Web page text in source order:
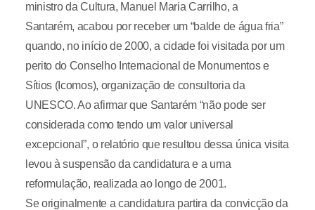
ministro da Cultura, Manuel Maria Carrilho, a
Santarém, acabou por receber um “balde de água fria”
quando, no início de 2000, a cidade foi visitada por um
perito do Conselho Internacional de Monumentos e
Sítios (Icomos), organização de consultoria da
UNESCO. Ao afirmar que Santarém “não pode ser
considerada como tendo um valor universal
excepcional”, o relatório que resultou dessa única visita
levou à suspensão da candidatura e a uma
reformulação, realizada ao longo de 2001.
Se originalmente a candidatura partira da convicção da